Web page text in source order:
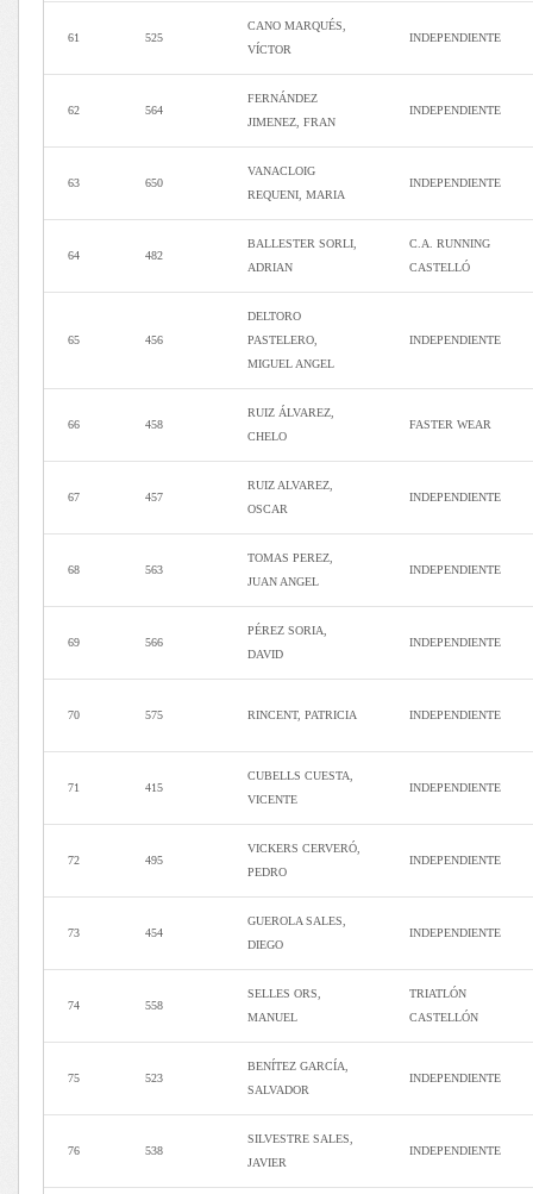
61 525
CANO MARQUÉS,
VÍCTOR
INDEPENDIENTE
62 564
FERNÁNDEZ
JIMENEZ, FRAN
INDEPENDIENTE
63 650
VANACLOIG
REQUENI, MARIA
INDEPENDIENTE
64 482
BALLESTER SORLI,
ADRIAN
C.A. RUNNING
CASTELLÓ
65 456
DELTORO
PASTELERO,
MIGUEL ANGEL
INDEPENDIENTE
66 458
RUIZ ÁLVAREZ,
CHELO
FASTER WEAR
67 457
RUIZ ALVAREZ,
OSCAR
INDEPENDIENTE
68 563
TOMAS PEREZ,
JUAN ANGEL
INDEPENDIENTE
69 566
PÉREZ SORIA,
DAVID
INDEPENDIENTE
70 575 RINCENT, PATRICIA INDEPENDIENTE
71 415
CUBELLS CUESTA,
VICENTE
INDEPENDIENTE
72 495
VICKERS CERVERÓ,
PEDRO
INDEPENDIENTE
73 454
GUEROLA SALES,
DIEGO
INDEPENDIENTE
74 558
SELLES ORS,
MANUEL
TRIATLÓN
CASTELLÓN
75 523
BENÍTEZ GARCÍA,
SALVADOR
INDEPENDIENTE
76 538
SILVESTRE SALES,
JAVIER
INDEPENDIENTE